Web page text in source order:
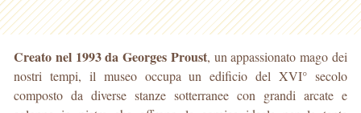
Creato nel 1993 da Georges Proust, un appassionato mago dei
nostri tempi, il museo occupa un edificio del XVI° secolo
composto da diverse stanze sotterranee con grandi arcate e